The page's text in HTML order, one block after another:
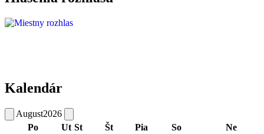
Kalendár
August2026
Po
Ut St Št Pia So Ne